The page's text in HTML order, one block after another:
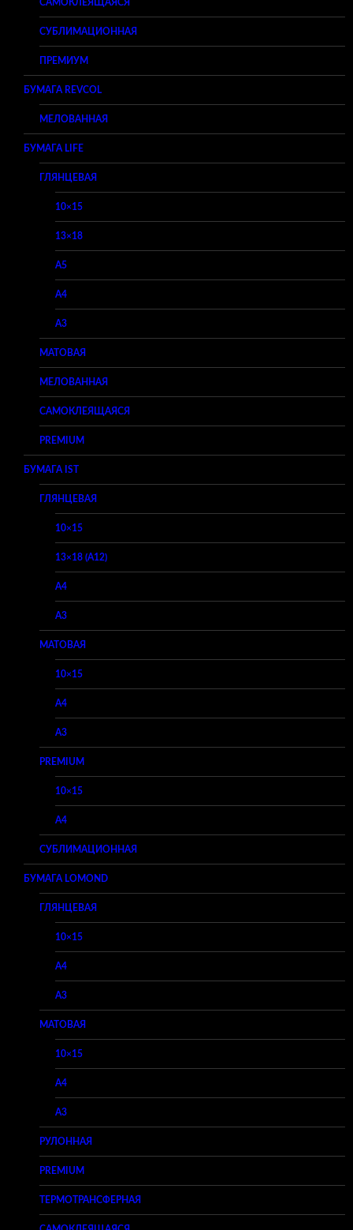
САМОКЛЕЯЩАЯСЯ
СУБЛИМАЦИОННАЯ
ПРЕМИУМ
БУМАГА REVCOL
МЕЛОВАННАЯ
БУМАГА LIFE
ГЛЯНЦЕВАЯ
10×15
13×18
A5
A4
A3
МАТОВАЯ
МЕЛОВАННАЯ
САМОКЛЕЯЩАЯСЯ
PREMIUM
БУМАГА IST
ГЛЯНЦЕВАЯ
10×15
13×18 (A12)
A4
A3
МАТОВАЯ
10×15
A4
A3
PREMIUM
10×15
A4
СУБЛИМАЦИОННАЯ
БУМАГА LOMOND
ГЛЯНЦЕВАЯ
10×15
A4
A3
МАТОВАЯ
10×15
A4
A3
РУЛОННАЯ
PREMIUM
ТЕРМОТРАНСФЕРНАЯ